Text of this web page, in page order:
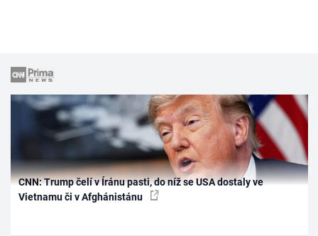
CNN: Trump čelí v Íránu pasti, do níž se USA dostaly ve
Vietnamu či v Afghánistánu